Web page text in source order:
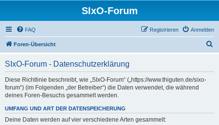
SIxO-Forum
FAQ Anmelden
Registrieren
Foren-Übersicht
SIxO-Forum - Datenschutzerklärung
Diese Richtlinie beschreibt, wie „SIxO-Forum“ („https://www.thiguten.de/sixo-
forum“) (im Folgenden „der Betreiber“) die Daten verwendet, die während
deines Foren-Besuchs gesammelt werden.
UMFANG UND ART DER DATENSPEICHERUNG
Deine Daten werden auf vier verschiedene Arten gesammelt: